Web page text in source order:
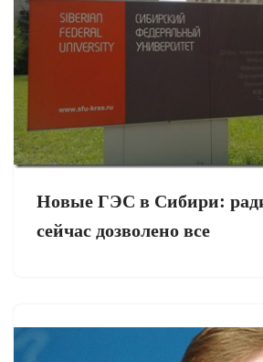
Новые ГЭС в Сибири:
сейчас дозволено все